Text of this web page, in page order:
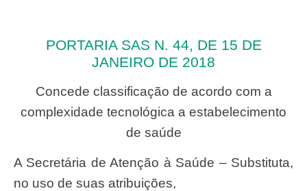
PORTARIA SAS N. 44, DE 15 DE
JANEIRO DE 2018
Concede classificação de acordo com a
complexidade tecnológica a estabelecimento
de saúde
A Secretária de Atenção à Saúde – Substituta,
no uso de suas atribuições,